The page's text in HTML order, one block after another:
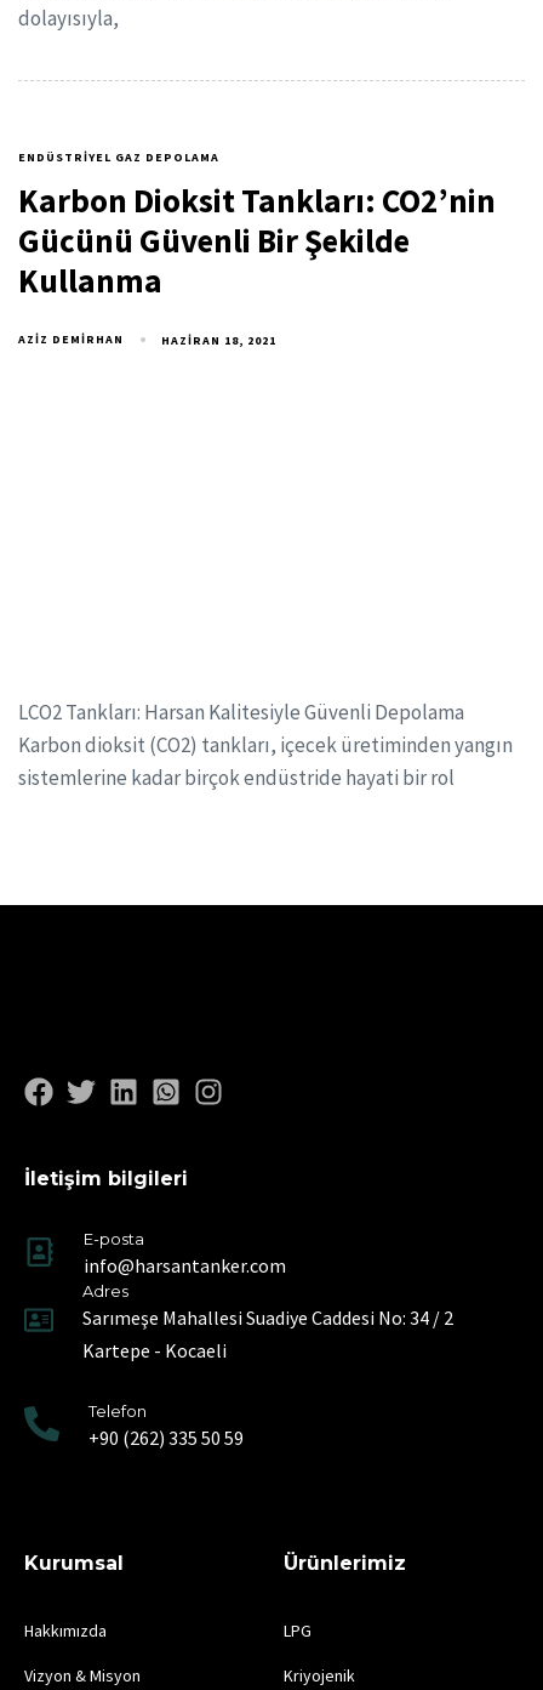
dolayısıyla,
ENDÜSTRIYEL GAZ DEPOLAMA
Karbon Dioksit Tankları: CO2’nin
Gücünü Güvenli Bir Şekilde
Kullanma
AZIZ DEMIRHAN HAZIRAN 18, 2021
LCO2 Tankları: Harsan Kalitesiyle Güvenli Depolama
Karbon dioksit (CO2) tankları, içecek üretiminden yangın
sistemlerine kadar birçok endüstride hayati bir rol
İletişim bilgileri
E-posta
info@harsantanker.com
Adres
Sarımeşe Mahallesi Suadiye Caddesi No: 34 / 2
Kartepe - Kocaeli
Telefon
+90 (262) 335 50 59
Kurumsal
Hakkımızda
Vizyon & Misyon
Ürünlerimiz
LPG
Kriyojenik